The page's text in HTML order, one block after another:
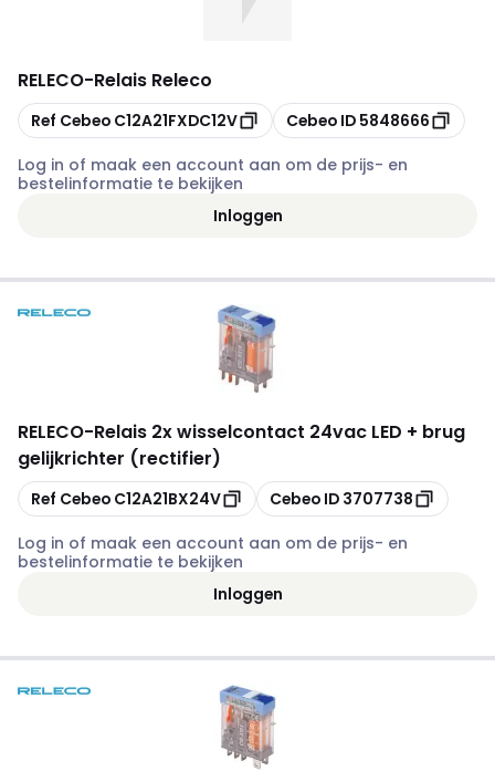
RELECO-Relais Releco
Kopiëren
Ref Cebeo C12A21FXDC12V Kopiëren
Cebeo ID 5848666
Log in of maak een account aan om de prijs- en
bestelinformatie te bekijken
Inloggen
RELECO-Relais 2x wisselcontact 24vac LED + brug
gelijkrichter (rectifier)
Kopiëren
Ref Cebeo C12A21BX24V Kopiëren
Cebeo ID 3707738
Log in of maak een account aan om de prijs- en
bestelinformatie te bekijken
Inloggen